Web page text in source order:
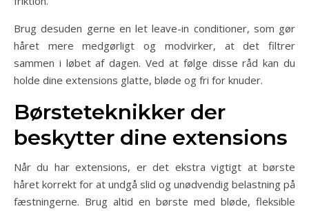
Brug desuden gerne en let leave-in conditioner, som gør
håret mere medgørligt og modvirker, at det filtrer
sammen i løbet af dagen. Ved at følge disse råd kan du
holde dine extensions glatte, bløde og fri for knuder.
Børsteteknikker der
beskytter dine extensions
Når du har extensions, er det ekstra vigtigt at børste
håret korrekt for at undgå slid og unødvendig belastning på
fæstningerne. Brug altid en børste med bløde, fleksible